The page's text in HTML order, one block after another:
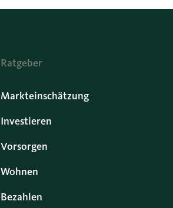
Ratgeber
Markteinschätzung
Investieren
Vorsorgen
Wohnen
Bezahlen